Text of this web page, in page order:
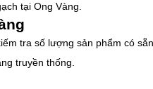
tại Ong Vàng.
tra số lượng sản phẩm có
truyền thống.